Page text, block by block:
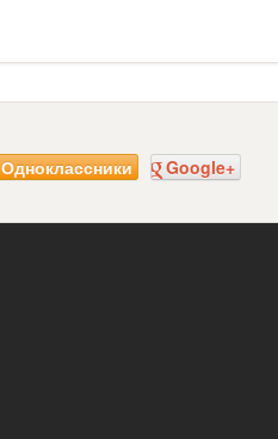
Одноклассники Google+